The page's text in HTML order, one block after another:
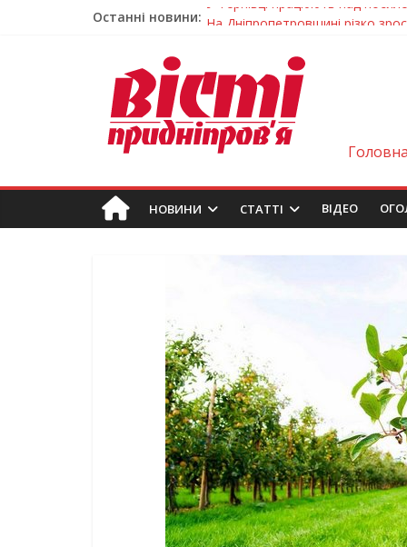
Останні новини: На Дніпропетровщині різко
Світлові рішення майстрів із
На Дніпропетровщині
У Тернівці працюють над
Головна
НОВИНИ СТАТТІ ВIДЕО